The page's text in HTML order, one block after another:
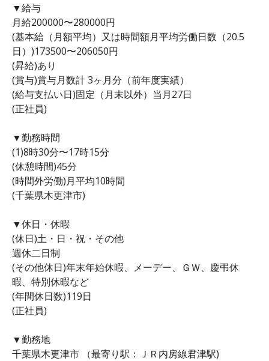
▼給与
月給200000〜280000円
(基本給（月額平均）又は時間額月平均労働日数（20.5
日）)173500〜206050円
(昇給)あり
(賞与)賞与月数計 3ヶ月分（前年度実績）
(給与支払い日)固定（月末以外）当月27日
(正社員)
▼勤務時間
(1)8時30分〜17時15分
(休憩時間)45分
(時間外労働)月平均10時間
(千葉県木更津市)
▼休日・休暇
(休日)土・日・祝・その他
週休二日制
(その他休日)年末年始休暇、メーデー、ＧＷ、慶弔休
暇、特別休暇など
(年間休日数)119日
(正社員)
▼勤務地
千葉県木更津市 （最寄り駅：ＪＲ内房線君津駅)